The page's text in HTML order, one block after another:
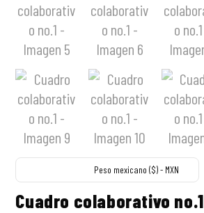
Peso mexicano ($) - MXN
Cuadro colaborativo no.1